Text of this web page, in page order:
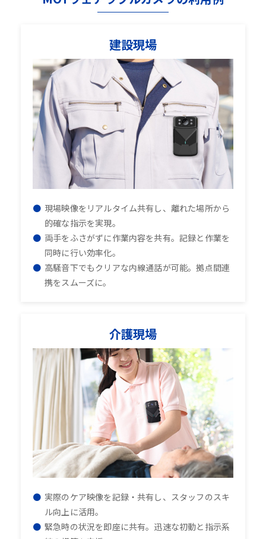
建設現場
現場映像をリアルタイム共有し、離れた場所から
的確な指示を実現。
両手をふさがずに作業内容を共有。記録と作業を
同時に行い効率化。
高騒音下でもクリアな内線通話が可能。拠点間連
携をスムーズに。
介護現場
実際のケア映像を記録・共有し、スタッフのスキ
ル向上に活用。
緊急時の状況を即座に共有。迅速な初動と指示系